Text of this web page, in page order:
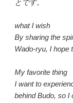
とです。
what I wish
By sharing the
Wado-ryu, I hope
My favorite thing
I want to
behind Budo, so I